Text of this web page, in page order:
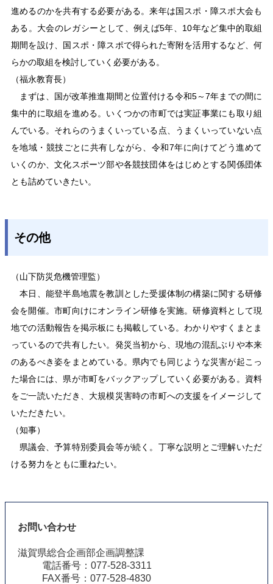
進めるのかを共有する必要がある。来年は国スポ・障スポ大会も
ある。大会のレガシーとして、例えば5年、10年など集中的取組
期間を設け、国スポ・障スポで得られた寄附を活用するなど、何
らかの取組を検討していく必要がある。
（福永教育長）
まずは、国が改革推進期間と位置付ける令和5～7年までの間に
集中的に取組を進める。いくつかの市町では実証事業にも取り組
んでいる。それらのうまくいっている点、うまくいっていない点
を地域・競技ごとに共有しながら、令和7年に向けてどう進めて
いくのか、文化スポーツ部や各競技団体をはじめとする関係団体
とも詰めていきたい。
その他
（山下防災危機管理監）
本日、能登半島地震を教訓とした受援体制の構築に関する研修
会を開催。市町向けにオンライン研修を実施。研修資料として現
地での活動報告を掲示板にも掲載している。わかりやすくまとま
っているので共有したい。発災当初から、現地の混乱ぶりや本来
のあるべき姿をまとめている。県内でも同じような災害が起こっ
た場合には、県が市町をバックアップしていく必要がある。資料
をご一読いただき、大規模災害時の市町への支援をイメージして
いただきたい。
（知事）
県議会、予算特別委員会等が続く。丁寧な説明とご理解いただ
ける努力をともに重ねたい。
お問い合わせ
滋賀県総合企画部企画調整課
電話番号：077-528-3311
FAX番号：077-528-4830